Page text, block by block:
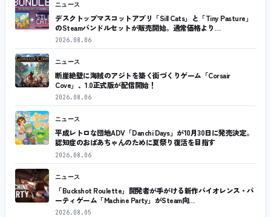
ニュース
デスクトップマスコットアプリ「Sill Cats」と「Tiny Pasture」
のSteamバンドルセットが販売開始。通常価格より…
2026.08.06
ニュース
断崖絶壁に海賊のアジトを築く街づくりゲーム「Corsair
Cove」、1.0正式版が配信開始！
2026.08.06
ニュース
平成レトロな団地ADV「Danchi Days」が10月30日に発売決定。
認知症のおばあちゃんのために夏祭り復活を目指す
2026.08.06
ニュース
「Buckshot Roulette」開発者が手がける新作バイオレンス・パ
ーティゲーム「Machine Party」がSteam向…
2026.08.05